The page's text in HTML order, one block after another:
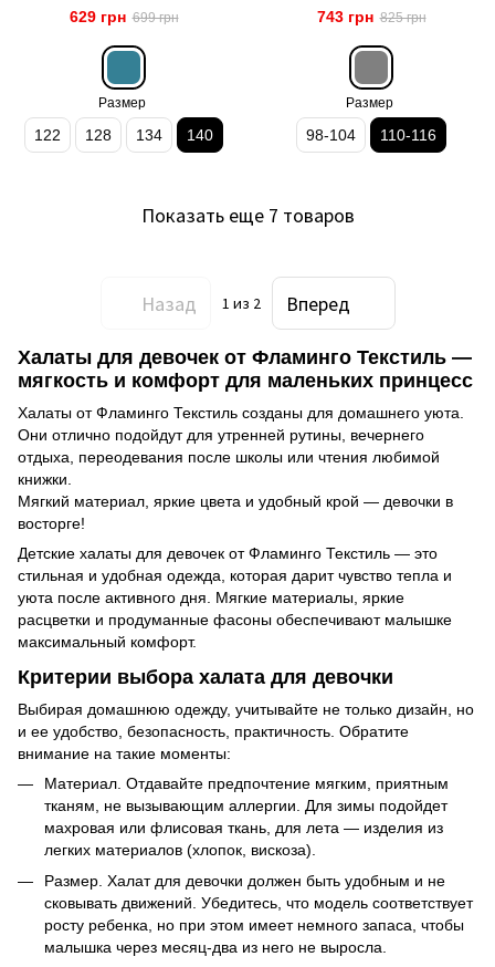
арт. 883-910
629 грн 699 грн
Размер
122 128 134 140
789-900
743 грн 825 грн
Размер
98-104 110-116
Показать еще 7 товаров
Назад 1 из 2 Вперед
Халаты для девочек от Фламинго Текстиль —
мягкость и комфорт для маленьких принцесс
Халаты от Фламинго Текстиль созданы для домашнего уюта.
Они отлично подойдут для утренней рутины, вечернего
отдыха, переодевания после школы или чтения любимой
книжки.
Мягкий материал, яркие цвета и удобный крой — девочки в
восторге!
Детские халаты для девочек от Фламинго Текстиль — это
стильная и удобная одежда, которая дарит чувство тепла и
уюта после активного дня. Мягкие материалы, яркие
расцветки и продуманные фасоны обеспечивают малышке
максимальный комфорт.
Критерии выбора халата для девочки
Выбирая домашнюю одежду, учитывайте не только дизайн, но
и ее удобство, безопасность, практичность. Обратите
внимание на такие моменты:
Материал. Отдавайте предпочтение мягким, приятным
тканям, не вызывающим аллергии. Для зимы подойдет
махровая или флисовая ткань, для лета — изделия из
легких материалов (хлопок, вискоза).
Размер. Халат для девочки должен быть удобным и не
сковывать движений. Убедитесь, что модель соответствует
росту ребенка, но при этом имеет немного запаса, чтобы
малышка через месяц-два из него не выросла.